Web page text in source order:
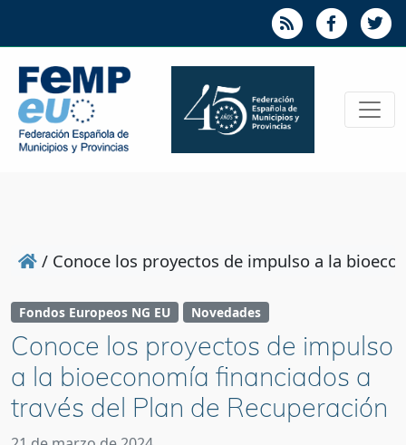
/ Conoce los proyectos de impulso a la
Fondos Europeos NG EU Novedades
Conoce los proyectos de impulso
a la bioeconomía financiados a
través del Plan de Recuperación